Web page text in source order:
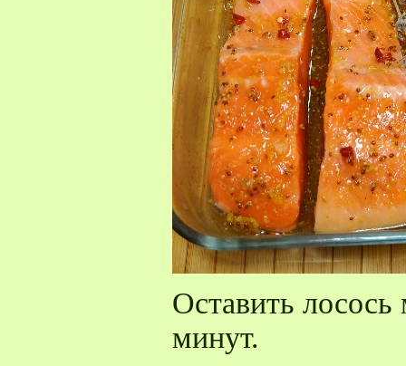
Оставить лосось
минут.